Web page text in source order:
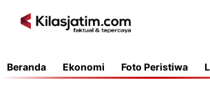
Beranda Ekonomi Foto Peristiwa